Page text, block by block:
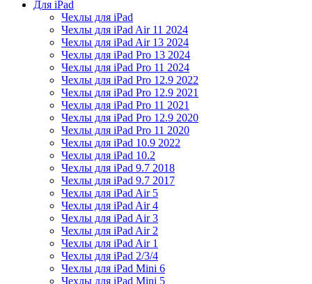
Для iPad
Чехлы для iPad
Чехлы для iPad Air 11 2024
Чехлы для iPad Air 13 2024
Чехлы для iPad Pro 13 2024
Чехлы для iPad Pro 11 2024
Чехлы для iPad Pro 12.9 2022
Чехлы для iPad Pro 12.9 2021
Чехлы для iPad Pro 11 2021
Чехлы для iPad Pro 12.9 2020
Чехлы для iPad Pro 11 2020
Чехлы для iPad 10.9 2022
Чехлы для iPad 10.2
Чехлы для iPad 9.7 2018
Чехлы для iPad 9.7 2017
Чехлы для iPad Air 5
Чехлы для iPad Air 4
Чехлы для iPad Air 3
Чехлы для iPad Air 2
Чехлы для iPad Air 1
Чехлы для iPad 2/3/4
Чехлы для iPad Mini 6
Чехлы для iPad Mini 5